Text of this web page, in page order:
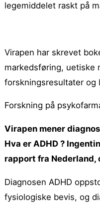
legemiddelet raskt på
Virapen har skrevet
markedsføring, uetiske
forskningsresultater og
Forskning på
Virapen mener
Hva er ADHD ?
rapport fra Nederland,
Diagnosen ADHD
fysiologiske bevis, og